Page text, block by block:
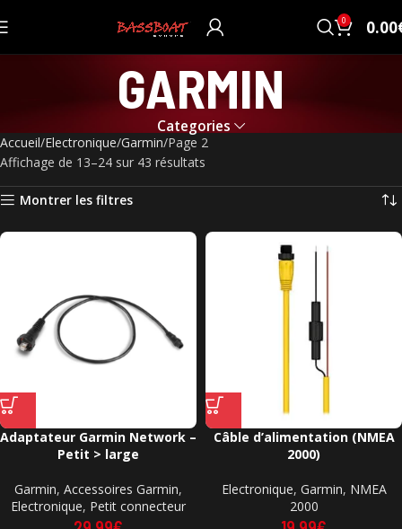
0 0.00
GARMIN
Categories
Accueil Electronique Garmin Page 2
Affichage de 13–24 sur 43 résultats
Montrer les filtres
Adaptateur Garmin Network –
Petit > large
Garmin, Accessoires Garmin,
Electronique, Petit connecteur
Câble d’alimentation (NMEA
2000)
Electronique, Garmin, NMEA
2000